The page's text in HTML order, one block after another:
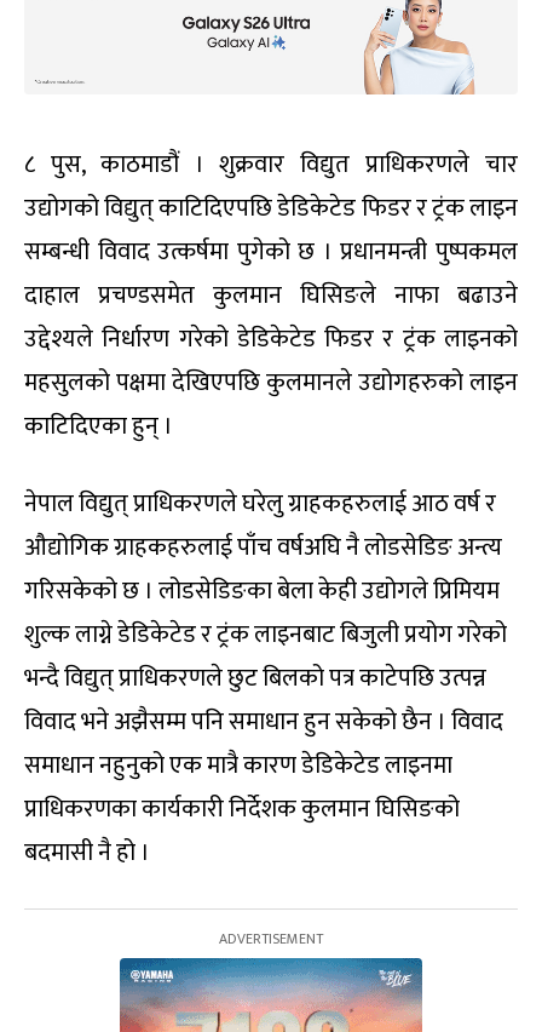
८ पुस, काठमाडौं । शुक्रवार विद्युत प्राधिकरणले चार
उद्योगको विद्युत् काटिदिएपछि डेडिकेटेड फिडर र ट्रंक लाइन
सम्बन्धी विवाद उत्कर्षमा पुगेको छ । प्रधानमन्त्री पुष्पकमल
दाहाल प्रचण्डसमेत कुलमान घिसिङले नाफा बढाउने
उद्देश्यले निर्धारण गरेको डेडिकेटेड फिडर र ट्रंक लाइनको
महसुलको पक्षमा देखिएपछि कुलमानले उद्योगहरुको लाइन
काटिदिएका हुन् ।
नेपाल विद्युत् प्राधिकरणले घरेलु ग्राहकहरुलाई आठ वर्ष र
औद्योगिक ग्राहकहरुलाई पाँच वर्षअघि नै लोडसेडिङ अन्त्य
गरिसकेको छ । लोडसेडिङका बेला केही उद्योगले प्रिमियम
शुल्क लाग्ने डेडिकेटेड र ट्रंक लाइनबाट बिजुली प्रयोग गरेको
भन्दै विद्युत् प्राधिकरणले छुट बिलको पत्र काटेपछि उत्पन्न
विवाद भने अझैसम्म पनि समाधान हुन सकेको छैन । विवाद
समाधान नहुनुको एक मात्रै कारण डेडिकेटेड लाइनमा
प्राधिकरणका कार्यकारी निर्देशक कुलमान घिसिङको
बदमासी नै हो ।